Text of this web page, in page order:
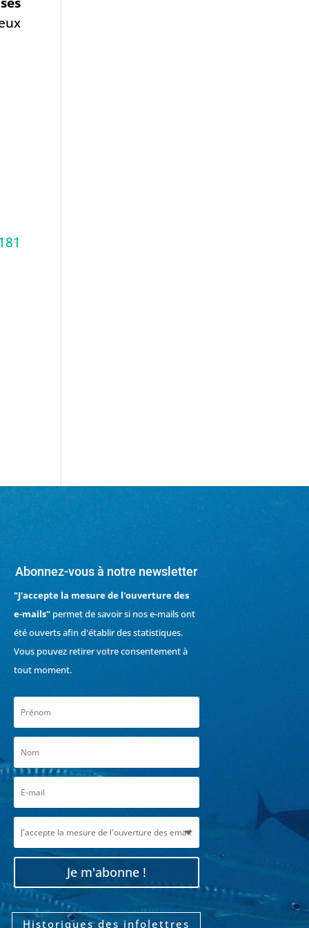
Abonnez-vous à notre newsletter
"J'accepte la mesure de l'ouverture des
e-mails"permet de savoir si nos e-mails ont
été ouverts afin d'établir des statistiques.
Vous pouvez retirer votre consentement à
tout moment.
Je m'abonne !
Historiques des infolettres